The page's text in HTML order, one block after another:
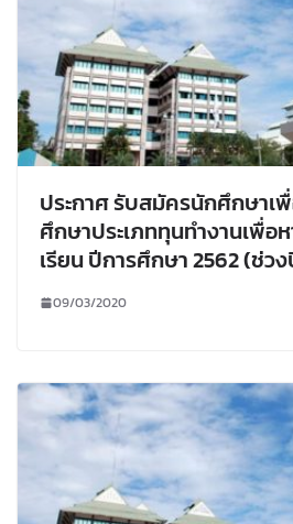
ประกาศ รับสมัครนักศึกษาเ
ศึกษาประเภททุนทำงานเพื่อห
เรียน ปีการศึกษา 2562 (ช่
09/03/2020